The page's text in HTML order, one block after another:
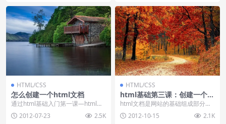
HTML/CSS
怎么创建一个html文档
通过html基础入门第一课—html概
念的学习，我们已经大致知道了ht
ml的一些...
2012-07-23 2.5K
HTML/CSS
html基础第三课：创建一个简
单的html文档
html文档是网站的基础组成部分，
任何一个网站都是由N多个html文
档组成的，首...
2012-10-15 2.1K